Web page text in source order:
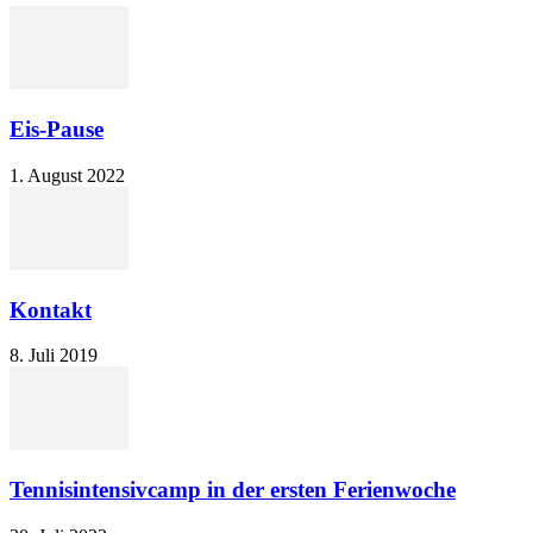
Eis-Pause
1. August 2022
Kontakt
8. Juli 2019
Tennisintensivcamp in der ersten Ferienwoche